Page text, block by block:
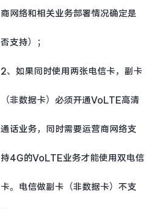
商网络和相关业务部署情况确定是
否支持）；
2、如果同时使用两张电信卡，副卡
（非数据卡）必须开通VoLTE高清
通话业务，同时需要运营商网络支
持4G的VoLTE业务才能使用双电信
卡。电信做副卡（非数据卡）不支